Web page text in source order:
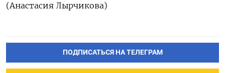
(Анастасия Лырчикова)
ПОДПИСАТЬСЯ НА ТЕЛЕГРАМ